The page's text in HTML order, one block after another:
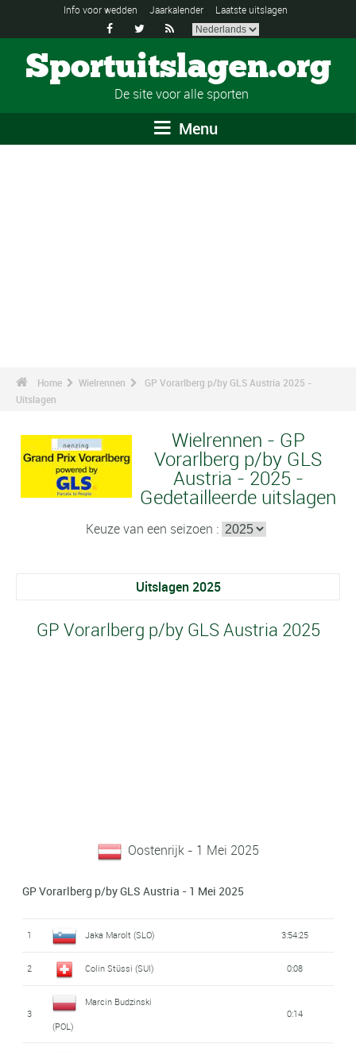
Info voor wedden Jaarkalender Laatste uitslagen
  
Sportuitslagen.org
De site voor alle sporten
Menu
Home Wielrennen
GP Vorarlberg p/by GLS Austria 2025 -
Uitslagen
Wielrennen - GP
Vorarlberg p/by GLS
Austria - 2025 -
Gedetailleerde uitslagen
Keuze van een seizoen :
Uitslagen 2025
GP Vorarlberg p/by GLS Austria 2025
Oostenrijk - 1 Mei 2025
GP Vorarlberg p/by GLS Austria - 1 Mei 2025
1 Jaka Marolt (SLO) 3:54:25
2 Colin Stüssi (SUI) 0:08
3
Marcin Budzinski
(POL)
0:14